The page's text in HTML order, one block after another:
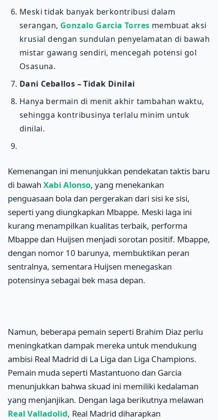
Meski tidak banyak berkontribusi dalam
serangan, Gonzalo Garcia Torres membuat aksi
krusial dengan sundulan penyelamatan di bawah
mistar gawang sendiri, mencegah potensi gol
Osasuna.
Dani Ceballos – Tidak Dinilai
Hanya bermain di menit akhir tambahan waktu,
sehingga kontribusinya terlalu minim untuk
dinilai.
Kemenangan ini menunjukkan pendekatan taktis baru
di bawah Xabi Alonso, yang menekankan
penguasaan bola dan pergerakan dari sisi ke sisi,
seperti yang diungkapkan Mbappe. Meski laga ini
kurang menampilkan kualitas terbaik, performa
Mbappe dan Huijsen menjadi sorotan positif. Mbappe,
dengan nomor 10 barunya, membuktikan peran
sentralnya, sementara Huijsen menegaskan
potensinya sebagai bek masa depan.
Namun, beberapa pemain seperti Brahim Diaz perlu
meningkatkan dampak mereka untuk mendukung
ambisi Real Madrid di La Liga dan Liga Champions.
Pemain muda seperti Mastantuono dan Garcia
menunjukkan bahwa skuad ini memiliki kedalaman
yang menjanjikan. Dengan laga berikutnya melawan
Real Valladolid, Real Madrid diharapkan